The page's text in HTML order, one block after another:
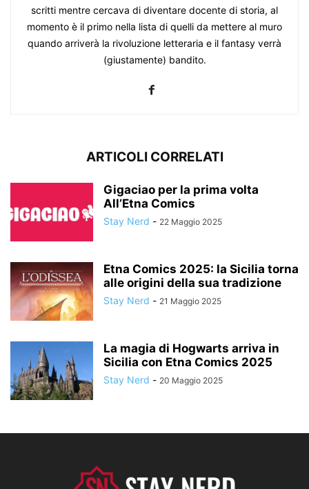
scritti mentre cercava di diventare docente di storia, al
momento è il primo nella lista di quelli da mettere al muro
quando arriverà la rivoluzione letteraria e il fantasy verrà
(giustamente) bandito.
ARTICOLI CORRELATI
Gigaciao per la prima volta
All’Etna Comics
Stay Nerd - 22 Maggio 2025
Etna Comics 2025: la Sicilia torna
alle origini della sua tradizione
Stay Nerd - 21 Maggio 2025
La magia di Hogwarts arriva in
Sicilia con Etna Comics 2025
Stay Nerd - 20 Maggio 2025